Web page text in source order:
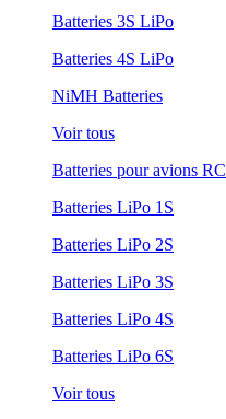
Batteries 3S LiPo
Batteries 4S LiPo
NiMH Batteries
Voir tous
Batteries pour avions RC
Batteries LiPo 1S
Batteries LiPo 2S
Batteries LiPo 3S
Batteries LiPo 4S
Batteries LiPo 6S
Voir tous